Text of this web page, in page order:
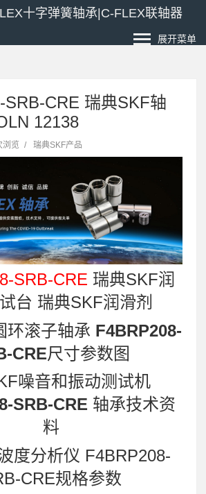
十字弹簧轴承|C-FLEX联轴器
展开菜单
SRB-CRE 瑞典SKF轴
12138
浏览 / 瑞典SKF产品
SRB-CRE 瑞典SKF润
台 瑞典SKF润滑剂
环滚子轴承 F4BRP208-
CRE尺寸参数图
噪音和振动测试机
SRB-CRE 轴承技术资
料
度分析仪 F4BRP208-
CRE规格参数